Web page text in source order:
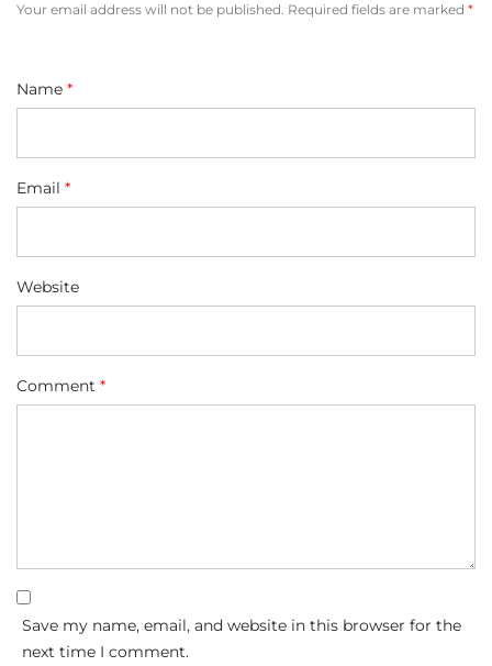
Your email address will not be published. Required fields are marked *
Name *
Email *
Website
Comment *
Save my name, email, and website in this browser for the
next time I comment.